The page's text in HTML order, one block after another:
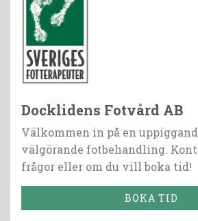
Docklidens Fotvård AB
Välkommen in på en
välgörande fotbehandling.
frågor eller om du vill boka tid!
BOKA TID